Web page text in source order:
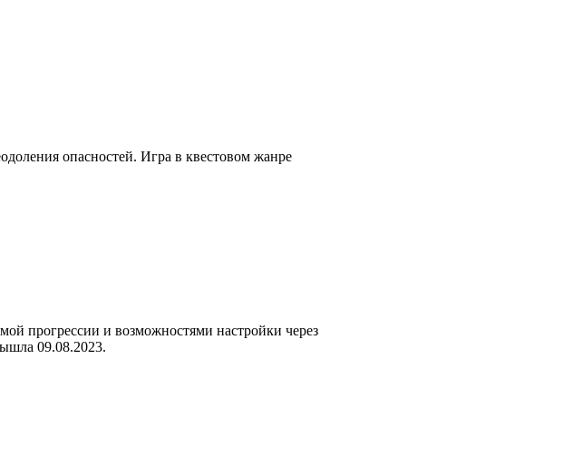
опасностей. Игра в квестовом жанре
прогрессии и возможностями настройки через
09.08.2023.